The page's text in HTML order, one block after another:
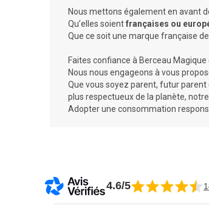
Nous mettons également en avant
Qu’elles soientfrançaises ou
Que ce soit une marque française
Faites confiance à Berceau
Nous nous engageons à vous
Que vous soyez parent, futur parent
plus respectueux de la planète,
Adopter une consommation
4.6/5